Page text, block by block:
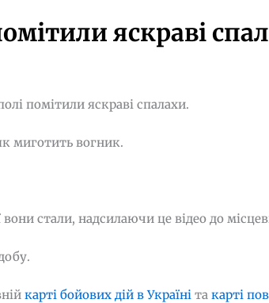
яскраві
помітили яскраві спалахи.
миготить вогник.
стали, надсилаючи це відео до
карті бойових дій в Україні та карті